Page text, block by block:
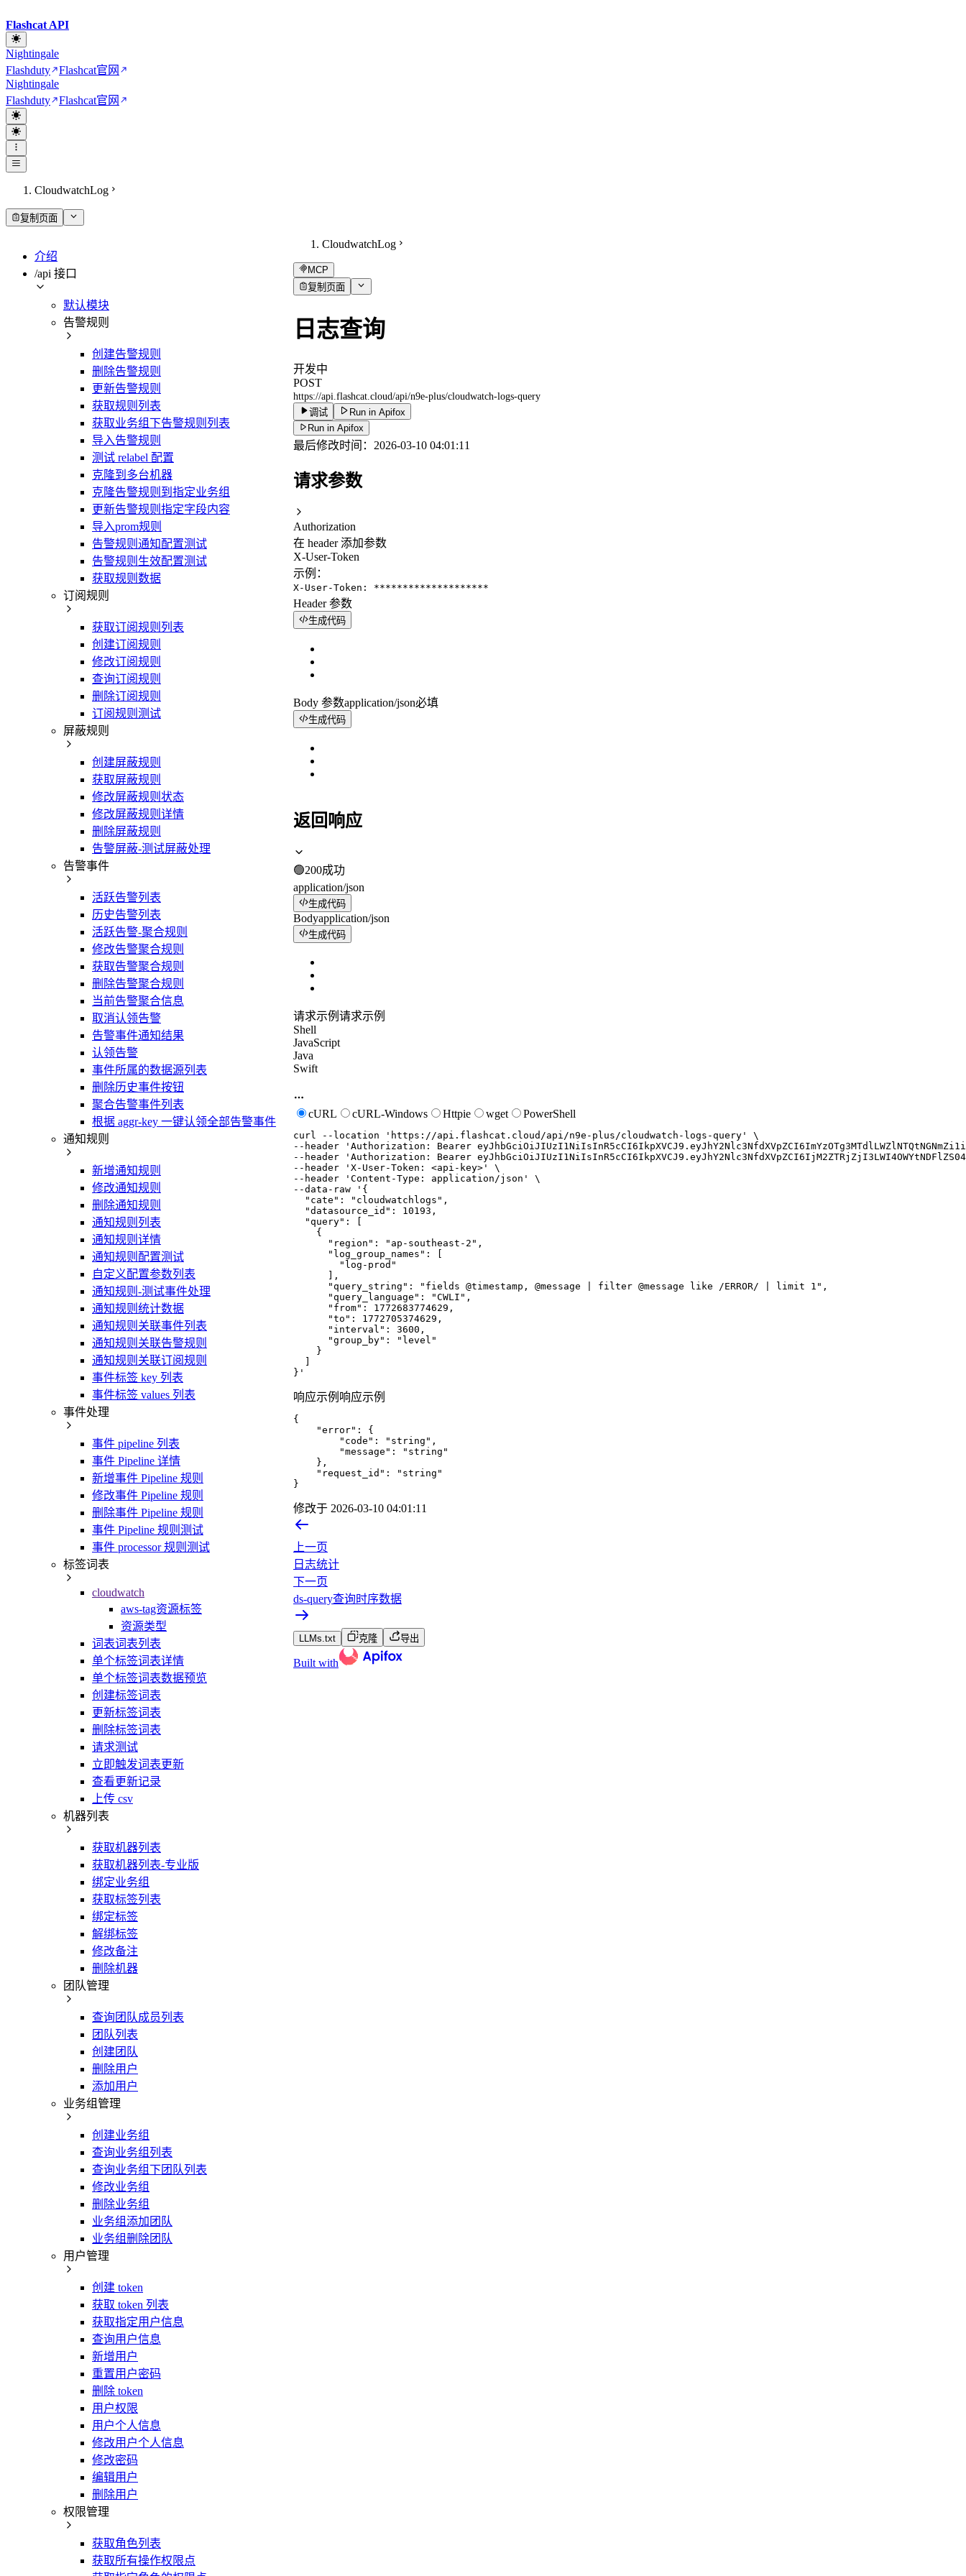
Flashcat API
Nightingale
Flashduty
Flashcat官网
Nightingale
Flashduty
Flashcat官网
CloudwatchLog
复制页面
介绍
/api 接口
默认模块
告警规则
创建告警规则
删除告警规则
更新告警规则
获取规则列表
获取业务组下告警规则列表
导入告警规则
测试 relabel 配置
克隆到多台机器
克隆告警规则到指定业务组
更新告警规则指定字段内容
导入prom规则
告警规则通知配置测试
告警规则生效配置测试
获取规则数据
订阅规则
获取订阅规则列表
创建订阅规则
修改订阅规则
查询订阅规则
删除订阅规则
订阅规则测试
屏蔽规则
创建屏蔽规则
获取屏蔽规则
修改屏蔽规则状态
修改屏蔽规则详情
删除屏蔽规则
告警屏蔽-测试屏蔽处理
告警事件
活跃告警列表
历史告警列表
活跃告警-聚合规则
修改告警聚合规则
获取告警聚合规则
删除告警聚合规则
当前告警聚合信息
取消认领告警
告警事件通知结果
认领告警
事件所属的数据源列表
删除历史事件按钮
聚合告警事件列表
根据 aggr-key 一键认领全部告警事件
通知规则
新增通知规则
修改通知规则
删除通知规则
通知规则列表
通知规则详情
通知规则配置测试
自定义配置参数列表
通知规则-测试事件处理
通知规则统计数据
通知规则关联事件列表
通知规则关联告警规则
通知规则关联订阅规则
事件标签 key 列表
事件标签 values 列表
事件处理
事件 pipeline 列表
事件 Pipeline 详情
新增事件 Pipeline 规则
修改事件 Pipeline 规则
删除事件 Pipeline 规则
事件 Pipeline 规则测试
事件 processor 规则测试
标签词表
cloudwatch
aws-tag资源标签
资源类型
词表词表列表
单个标签词表详情
单个标签词表数据预览
创建标签词表
更新标签词表
删除标签词表
请求测试
立即触发词表更新
查看更新记录
上传 csv
机器列表
获取机器列表
获取机器列表-专业版
绑定业务组
获取标签列表
绑定标签
解绑标签
修改备注
删除机器
团队管理
查询团队成员列表
团队列表
创建团队
删除用户
添加用户
业务组管理
创建业务组
查询业务组列表
查询业务组下团队列表
修改业务组
删除业务组
业务组添加团队
业务组删除团队
用户管理
创建 token
获取 token 列表
获取指定用户信息
查询用户信息
新增用户
重置用户密码
删除 token
用户权限
用户个人信息
修改用户个人信息
修改密码
编辑用户
删除用户
权限管理
获取角色列表
获取所有操作权限点
CloudwatchLog
MCP
复制页面
日志查询
开发中
POST
https://api.flashcat.cloud/api/n9e-plus/cloudwatch-logs-query
调试
Run in Apifox
Run in Apifox
最后修改时间： 2026-03-10 04:01:11
请求参数
Authorization
在 header 添加参数
X-User-Token
示例 ：
X-User-Token: ********************
Header 参数
生成代码
Body 参数application/json必填
生成代码
返回响应
🟢200成功
application/json
生成代码
Bodyapplication/json
生成代码
请求示例 请求示例
Shell
JavaScript
Java
Swift
cURL cURL-Windows Httpie wget PowerShell
curl --location 'https://api.flashcat.cloud/api/n9e-plus/cloudwatch-logs-query'
--header
'Authorization: Bearer
--header
'Authorization: Bearer
--header
'X-User-Token: <api-key>'
--header
'Content-Type: application/json'
--data-raw
'{
  "cate": "cloudwatchlogs",
  "datasource_id": 10193,
  "query": [
    {
      "region": "ap-southeast-2",
      "log_group_names": [
        "log-prod"
      ],
      "query_string": "fields @timestamp, @message | filter @message like /ERROR/ | limit 1",
      "query_language": "CWLI",
      "from": 1772683774629,
      "to": 1772705374629,
      "interval": 3600,
      "group_by": "level"
    }
  ]
}'
响应示例 响应示例
{
"error" :
{
"code" : "string" ,
"message" :
"string"
} ,
"request_id" :
"string"
}
修改于 2026-03-10 04:01:11
上一页
日志统计
下一页
ds-query查询时序数据
LLMs.txt 克隆 导出
Built with